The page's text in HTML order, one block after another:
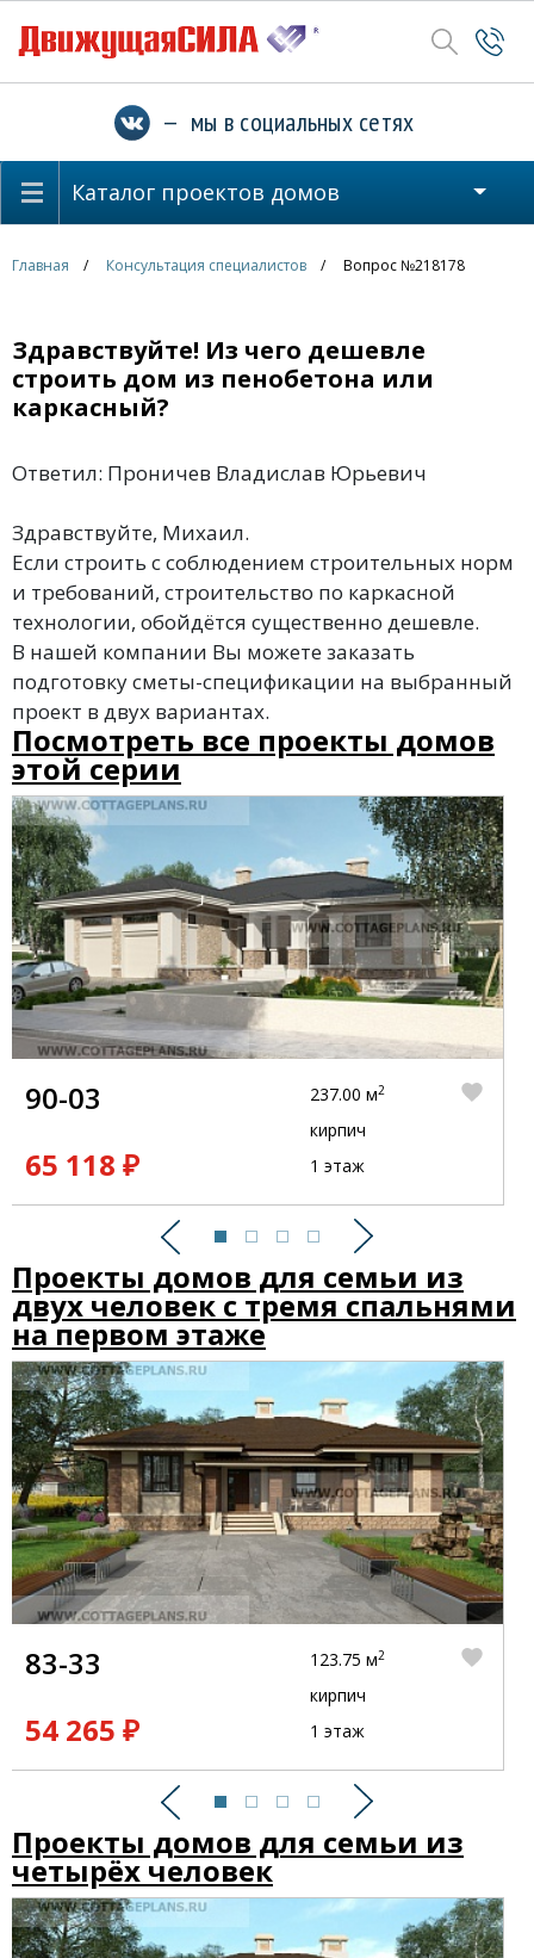
— мы в социальных сетях
Каталог проектов домов
Главная Консультация специалистов Вопрос №218178
Здравствуйте! Из чего дешевле
строить дом из пенобетона или
каркасный?
Ответил: Проничев Владислав Юрьевич
Здравствуйте, Михаил.
Если строить с соблюдением строительных норм
и требований, строительство по каркасной
технологии, обойдётся существенно дешевле.
В нашей компании Вы можете заказать
подготовку сметы-спецификации на выбранный
проект в двух вариантах.
Посмотреть все проекты домов
этой серии
Предыдущий Следующий
90-03
65 118 ₽
237.00 м2
кирпич
1 этаж
Проекты домов для семьи из
двух человек с тремя спальнями
на первом этаже
Предыдущий Следующий
83-33
54 265 ₽
123.75 м2
кирпич
1 этаж
Проекты домов для семьи из
четырёх человек